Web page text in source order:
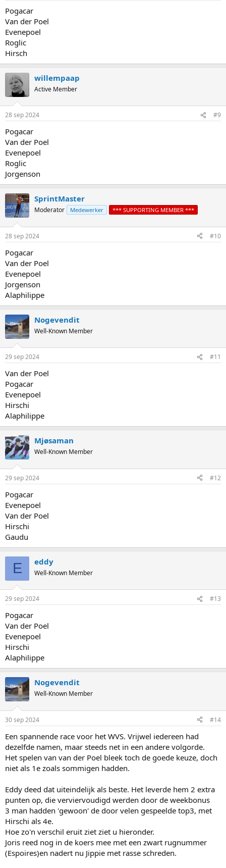
Pogacar
Van der Poel
Evenepoel
Roglic
Hirsch
willempaap
Active Member
28 sep 2024 #9
Pogacar
Van der Poel
Evenepoel
Roglic
Jorgenson
SprintMaster
Moderator Medewerker *** SUPPORTING MEMBER ***
28 sep 2024 #10
Pogacar
Van der Poel
Evenepoel
Jorgenson
Alaphilippe
Nogevendit
Well-Known Member
29 sep 2024 #11
Van der Poel
Pogacar
Evenepoel
Hirschi
Alaphilippe
Mjøsaman
Well-Known Member
29 sep 2024 #12
Pogacar
Evenepoel
Van der Poel
Hirschi
Gaudu
E eddy
Well-Known Member
29 sep 2024 #13
Pogacar
Van der Poel
Evenepoel
Hirschi
Alaphilippe
Nogevendit
Well-Known Member
30 sep 2024 #14
Een spannende race voor het WVS. Vrijwel iedereen had
dezelfde namen, maar steeds net in een andere volgorde.
Het spelen van van der Poel bleek toch de goede keuze, doch
niet als 1e zoals sommigen hadden.
Eddy deed dat uiteindelijk als beste. Het leverde hem 2 extra
punten op, die verviervoudigd werden door de weekbonus
3 man hadden 'gewoon' de door velen gespeelde top3, met
Hirschi als 4e.
Hoe zo'n verschil eruit ziet ziet u hieronder.
Joris reed nog in de koers mee met een zwart rugnummer
(Espoires)en nadert nu Jippie met rasse schreden.